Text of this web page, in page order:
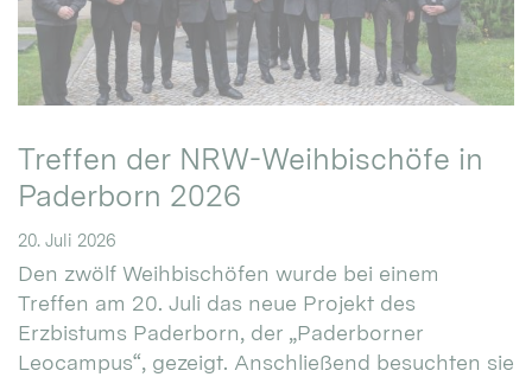
Treffen der NRW-Weihbischöfe in
Paderborn 2026
20. Juli 2026
Den zwölf Weihbischöfen wurde bei einem
Treffen am 20. Juli das neue Projekt des
Erzbistums Paderborn, der „Paderborner
Leocampus“, gezeigt. Anschließend besuchten sie